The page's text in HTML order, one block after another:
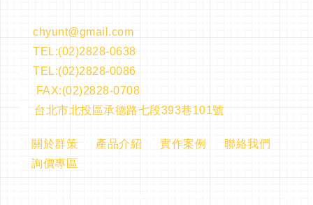
chyunt@gmail.com
TEL:(02)2828-0638
TEL:(02)2828-0086
FAX:(02)2828-0708
台北市北投區承德路七段393巷101號
關於群策 產品介紹 實作案例
聯絡我們
詢價專區